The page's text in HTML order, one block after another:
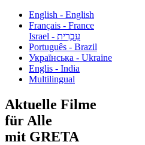
English - English
Français - France
עִבְרִית - Israel
Português - Brazil
Українська - Ukraine
Englis - India
Multilingual
Aktuelle Filme
für Alle
mit GRETA